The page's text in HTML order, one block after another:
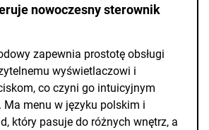
nowoczesny sterownik
zapewnia prostotę obsługi
wyświetlaczowi i
co czyni go intuicyjnym
Ma menu w języku polskim i
który pasuje do różnych wnętrz, a